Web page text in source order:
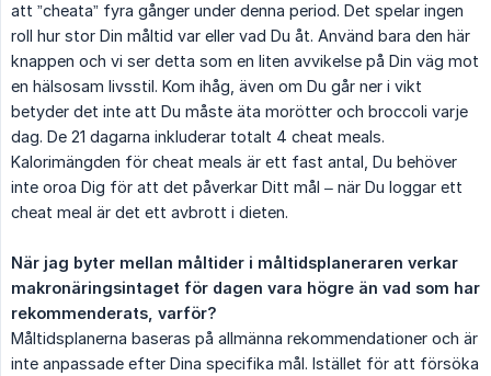
att ”cheata” fyra gånger under denna period. Det spelar ingen
roll hur stor Din måltid var eller vad Du åt. Använd bara den här
knappen och vi ser detta som en liten avvikelse på Din väg mot
en hälsosam livsstil. Kom ihåg, även om Du går ner i vikt
betyder det inte att Du måste äta morötter och broccoli varje
dag. De 21 dagarna inkluderar totalt 4 cheat meals.
Kalorimängden för cheat meals är ett fast antal, Du behöver
inte oroa Dig för att det påverkar Ditt mål – när Du loggar ett
cheat meal är det ett avbrott i dieten.
När jag byter mellan måltider i måltidsplaneraren verkar
makronäringsintaget för dagen vara högre än vad som har
rekommenderats, varför?
Måltidsplanerna baseras på allmänna rekommendationer och är
inte anpassade efter Dina specifika mål. Istället för att försöka